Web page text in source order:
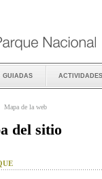
guiadas actividades
Mapa de la web
del sitio